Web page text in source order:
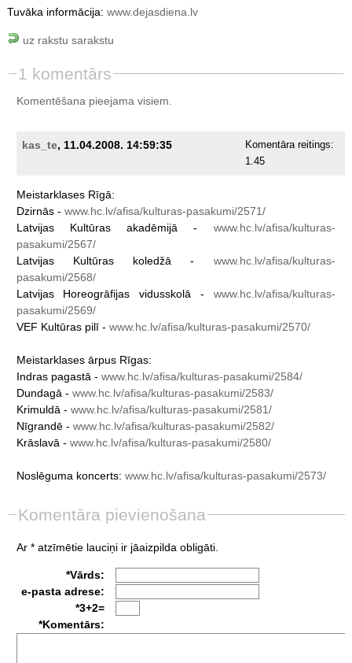
Tuvāka informācija: www.dejasdiena.lv
uz rakstu sarakstu
1 komentārs
Komentēšana pieejama visiem.
kas_te, 11.04.2008. 14:59:35
Komentāra reitings:
1.45
Meistarklases Rīgā:
Dzirnās - www.hc.lv/afisa/kulturas-pasakumi/2571/
Latvijas
Kultūras akadēmijā -
www.hc.lv/afisa/kulturas-
pasakumi/2567/
Latvijas
Kultūras koledžā -
www.hc.lv/afisa/kulturas-
pasakumi/2568/
Latvijas
Horeogrāfijas vidusskolā -
www.hc.lv/afisa/kulturas-
pasakumi/2569/
VEF Kultūras pilī - www.hc.lv/afisa/kulturas-pasakumi/2570/
Meistarklases ārpus Rīgas:
Indras pagastā - www.hc.lv/afisa/kulturas-pasakumi/2584/
Dundagā - www.hc.lv/afisa/kulturas-pasakumi/2583/
Krimuldā - www.hc.lv/afisa/kulturas-pasakumi/2581/
Nīgrandē - www.hc.lv/afisa/kulturas-pasakumi/2582/
Krāslavā - www.hc.lv/afisa/kulturas-pasakumi/2580/
Noslēguma koncerts: www.hc.lv/afisa/kulturas-pasakumi/2573/
Komentāra pievienošana
Ar * atzīmētie lauciņi ir jāaizpilda obligāti.
*Vārds:
e-pasta adrese:
*3+2=
*Komentārs: